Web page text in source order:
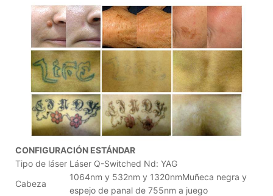
CONFIGURACIÓN ESTÁNDAR
Tipo de láser Láser Q-Switched Nd: YAG
Cabeza
1064nm y 532nm y 1320nmMuñeca negra y
espejo de panal de 755nm a juego